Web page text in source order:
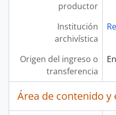
productor
Institución
archivística
Origen del ingreso o
transferencia
Área de contenido y